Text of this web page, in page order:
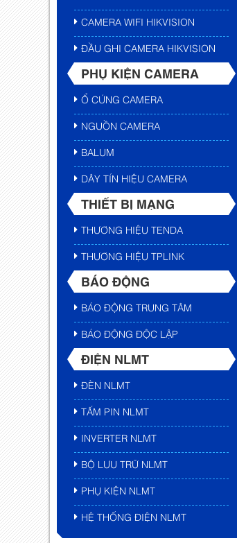
CAMERA WIFI HIKVISION
ĐẦU GHI CAMERA HIKVISION
PHỤ KIỆN CAMERA
Ổ CỨNG CAMERA
NGUỒN CAMERA
BALUM
DÂY TÍN HIỆU CAMERA
THIẾT BỊ MẠNG
THƯƠNG HIỆU TENDA
THƯƠNG HIỆU TPLINK
BÁO ĐỘNG
BÁO ĐỘNG TRUNG TÂM
BÁO ĐỘNG ĐỘC LẬP
ĐIỆN NLMT
ĐÈN NLMT
TẤM PIN NLMT
INVERTER NLMT
BỘ LƯU TRỮ NLMT
PHỤ KIỆN NLMT
HỆ THỐNG ĐIỆN NLMT